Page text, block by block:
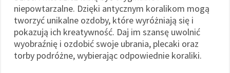
niepowtarzalne. Dzięki antycznym koralikom mogą
tworzyć unikalne ozdoby, które wyróżniają się i
pokazują ich kreatywność. Daj im szansę uwolnić
wyobraźnię i ozdobić swoje ubrania, plecaki oraz
torby podróżne, wybierając odpowiednie koraliki.